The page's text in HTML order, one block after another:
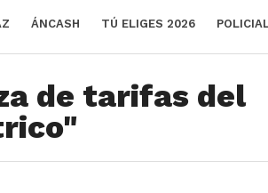
ÁNCASH TÚ ELIGES 2026
de tarifas del